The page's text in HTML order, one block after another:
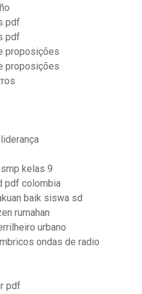
pdf
pdf
proposições
proposições
kelas 9
pdf colombia
baik siswa sd
rumahan
urbano
ondas de radio
pdf